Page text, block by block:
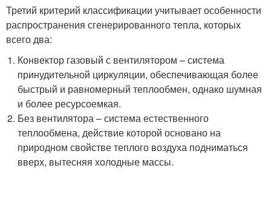
Третий критерий классификации учитывает особенности
распространения сгенерированного тепла, которых
всего два:
Конвектор газовый с вентилятором – система
принудительной циркуляции, обеспечивающая более
быстрый и равномерный теплообмен, однако шумная
и более ресурсоемкая.
Без вентилятора – система естественного
теплообмена, действие которой основано на
природном свойстве теплого воздуха подниматься
вверх, вытесняя холодные массы.